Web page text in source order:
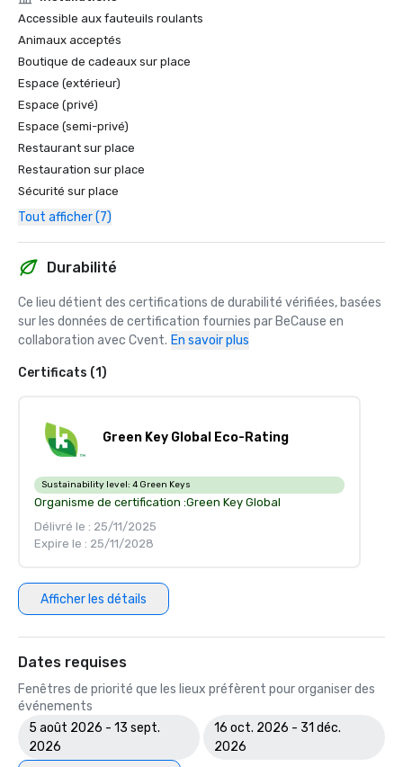
Accessible aux fauteuils roulants
Animaux acceptés
Boutique de cadeaux sur place
Espace (extérieur)
Espace (privé)
Espace (semi-privé)
Restaurant sur place
Restauration sur place
Sécurité sur place
Tout afficher (7)
Durabilité
Ce lieu détient des certifications de durabilité vérifiées, basées
sur les données de certification fournies par BeCause en
collaboration avec Cvent. En savoir plus
Certificats (1)
Green Key Global Eco-Rating
Sustainability level: 4 Green Keys
Organisme de certification :Green Key Global
Délivré le : 25/11/2025
Expire le : 25/11/2028
Afficher les détails
Dates requises
Fenêtres de priorité que les lieux préfèrent pour organiser des
événements
5 août 2026 - 13 sept.
2026
16 oct. 2026 - 31 déc.
2026